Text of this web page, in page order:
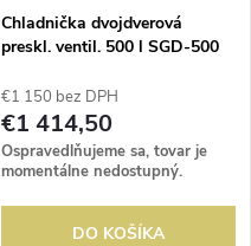
Chladnička dvojdverová
preskl. ventil. 500 l SGD-500
€1 150 bez DPH
€1 414,50
Ospravedlňujeme sa, tovar je
momentálne nedostupný.
DO KOŠÍKA